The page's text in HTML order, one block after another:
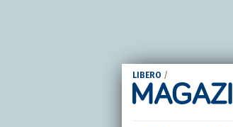
LIBERO /